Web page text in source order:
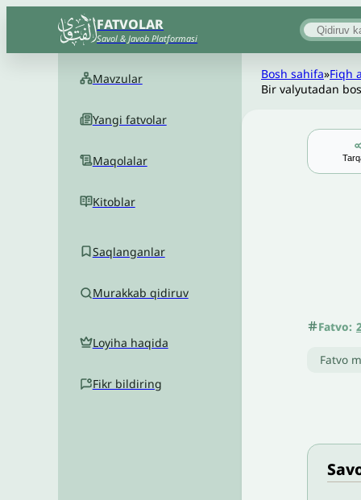
FATVOLAR
Savol & Javob Platformasi
Mavzular
Yangi fatvolar
Maqolalar
Kitoblar
Saqlanganlar
Murakkab qidiruv
Loyiha haqida
Fikr bildiring
Bosh sahifa»Fiqh
Bir valyutadan
Fatvo:
Fatvo